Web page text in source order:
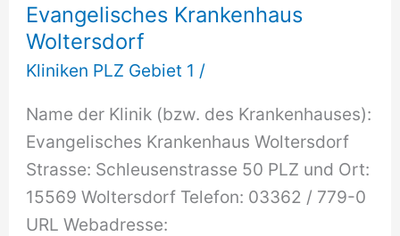
Evangelisches Krankenhaus
Woltersdorf
Kliniken PLZ Gebiet 1 /
Name der Klinik (bzw. des Krankenhauses):
Evangelisches Krankenhaus Woltersdorf
Strasse: Schleusenstrasse 50 PLZ und Ort:
15569 Woltersdorf Telefon: 03362 / 779-0
URL Webadresse: